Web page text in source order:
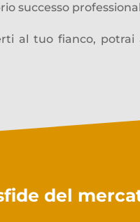
successo
al tuo fianco,
del